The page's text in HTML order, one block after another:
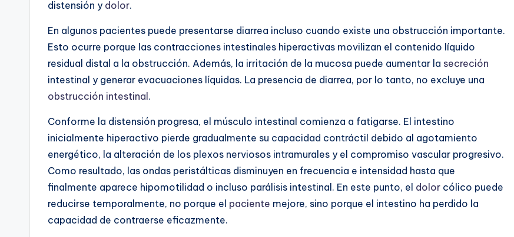
distensión y dolor.
En algunos pacientes puede presentarse diarrea incluso cuando existe una obstrucción importante.
Esto ocurre porque las contracciones intestinales hiperactivas movilizan el contenido líquido
residual distal a la obstrucción. Además, la irritación de la mucosa puede aumentar la secreción
intestinal y generar evacuaciones líquidas. La presencia de diarrea, por lo tanto, no excluye una
obstrucción intestinal.
Conforme la distensión progresa, el músculo intestinal comienza a fatigarse. El intestino
inicialmente hiperactivo pierde gradualmente su capacidad contráctil debido al agotamiento
energético, la alteración de los plexos nerviosos intramurales y el compromiso vascular progresivo.
Como resultado, las ondas peristálticas disminuyen en frecuencia e intensidad hasta que
finalmente aparece hipomotilidad o incluso parálisis intestinal. En este punto, el dolor cólico puede
reducirse temporalmente, no porque el paciente mejore, sino porque el intestino ha perdido la
capacidad de contraerse eficazmente.